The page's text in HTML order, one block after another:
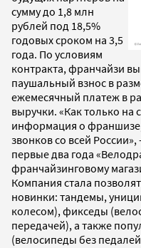
сумму до 1,8 млн
рублей под 18,5%
годовых сроком на 3,5
года. По условиям
контракта, франчайзи
паушальный взнос в
ежемесячный платеж в
выручки. «Как только на
информация о
звонков со всей
первые два года
франчайзинговому
Компания стала
новинки: тандемы,
колесом), фикседы
передачей), а также
(велосипеды без